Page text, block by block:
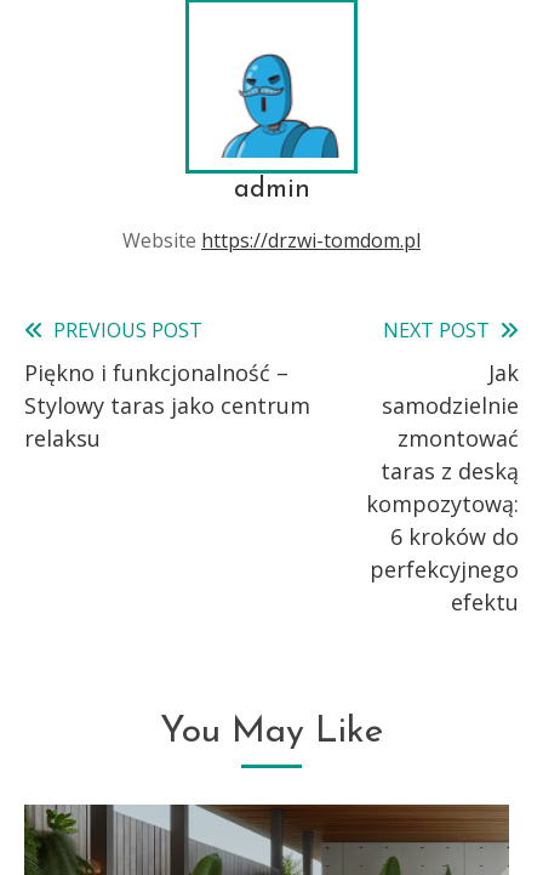
admin
Website https://drzwi-tomdom.pl
Read
more
articles
PREVIOUS POST
Piękno i funkcjonalność –
Stylowy taras jako centrum
relaksu
NEXT POST
Jak
samodzielnie
zmontować
taras z deską
kompozytową:
6 kroków do
perfekcyjnego
efektu
You May Like